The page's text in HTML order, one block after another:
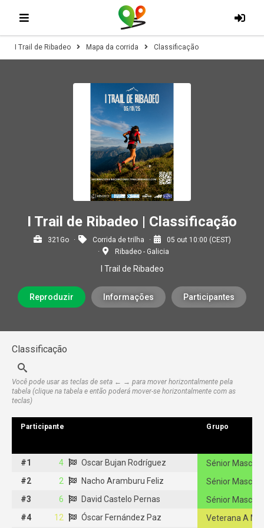
I Trail de Ribadeo Mapa da corrida Classificação
I Trail de Ribadeo | Classificação
321Go Corrida de trilha
05 out 10:00 (CEST)
Ribadeo - Galicia
I Trail de Ribadeo
Reproduzir Informações Participantes
Classificação
Você pode usar as teclas de seta ← → para mover horizontalmente pela
tabela (clique na tabela e então poderá mover-se horizontalmente com as
teclas)
Participante Grupo
#1 4 Oscar Bujan Rodríguez
Sénior
#2
2 Nacho Aramburu Feliz
Sénior
#3
6 David Castelo Pernas
Sénior
#4
12 Óscar Fernández Paz
Veterana A
#1
Oscar Bujan Rodríguez
#2
Nacho Aramburu Feliz
#3
David Castelo Pernas
#4
Óscar Fernández Paz
Participante Grupo